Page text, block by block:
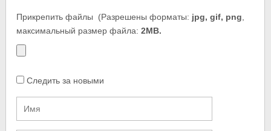
Прикрепить файлы (Разрешены форматы: jpg, gif, png,
максимальный размер файла:2MB.
Следить за новыми